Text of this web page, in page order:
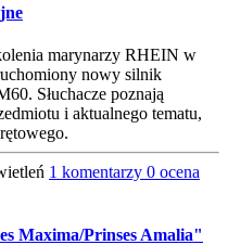
marynarzy RHEIN w
nowy silnik
Słuchacze poznają
i aktualnego tematu,
1 komentarzy 0 ocena
Maxima/Prinses Amalia"